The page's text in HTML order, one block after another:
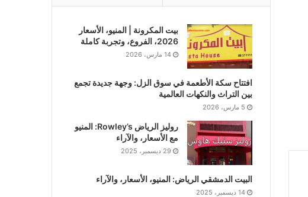
بيت المكرونة | المنيو، الأسعار
2026، الفروع، وتجربة كاملة
14 مارس، 2026
افتتاح سكة الأطعمة في سوق الزل: وجهة جديدة تجمع
بين التراث والنكهات العالمية
5 مارس، 2026
روليز الرياض Rowley’s: المنيو
مع الأسعار، والآراء
29 ديسمبر، 2025
البيت الدمشقي الرياض: المنيو، الأسعار، والآراء
14 ديسمبر، 2025